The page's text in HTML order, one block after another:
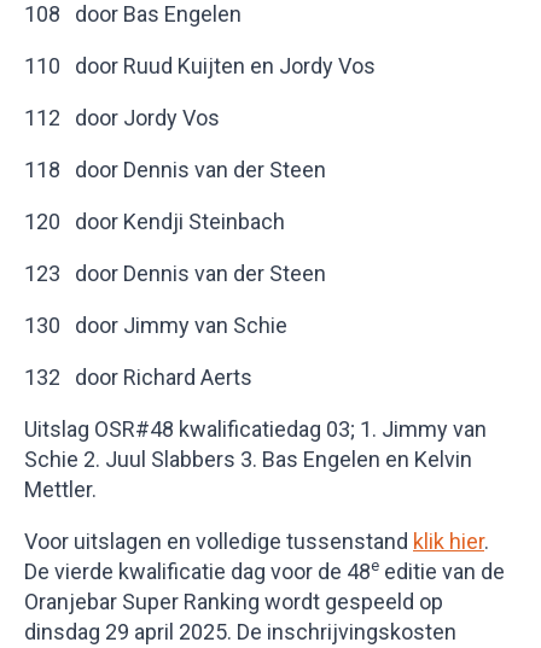
108 door Bas Engelen
110 door Ruud Kuijten en Jordy Vos
112 door Jordy Vos
118 door Dennis van der Steen
120 door Kendji Steinbach
123 door Dennis van der Steen
130 door Jimmy van Schie
132 door Richard Aerts
Uitslag OSR#48 kwalificatiedag 03; 1. Jimmy van
Schie 2. Juul Slabbers 3. Bas Engelen en Kelvin
Mettler.
Voor uitslagen en volledige tussenstand klik hier.
De vierde kwalificatie dag voor de 48e editie van de
Oranjebar Super Ranking wordt gespeeld op
dinsdag 29 april 2025. De inschrijvingskosten